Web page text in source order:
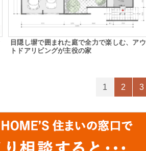
目隠し塀で囲まれた庭で全力で楽しむ、アウ
トドアリビングが主役の家
1 2 3